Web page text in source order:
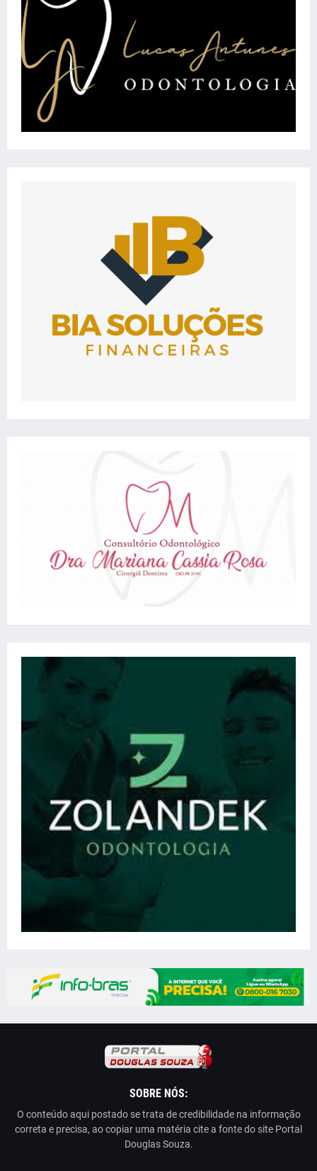
SOBRE NÓS:
O conteúdo aqui postado se trata de credibilidade na informação
correta e precisa, ao copiar uma matéria cite a fonte do site Portal
Douglas Souza.